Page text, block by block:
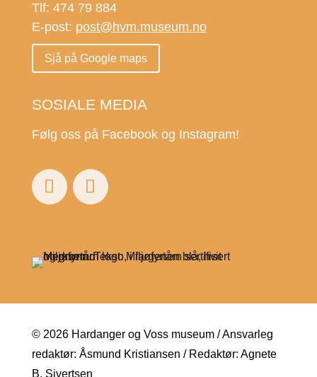
Tlf: 474 79 884
E-post: post@hvm.museum.no
Sjå på Google maps
SOSIALE MEDIA
Følg oss på Facebook og Instagram!
© 2026 Hardanger og Voss museum / Ansvarleg
redaktør: Åsmund Kristiansen / Redaktør: Agnete
B. Sivertsen